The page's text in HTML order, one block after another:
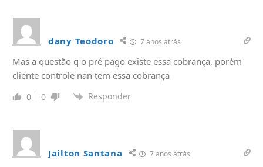
dany Teodoro 7 anos atrás
Mas a questão q o pré pago existe essa cobrança, porém
cliente controle nan tem essa cobrança
0 0 Responder
Jailton Santana 7 anos atrás